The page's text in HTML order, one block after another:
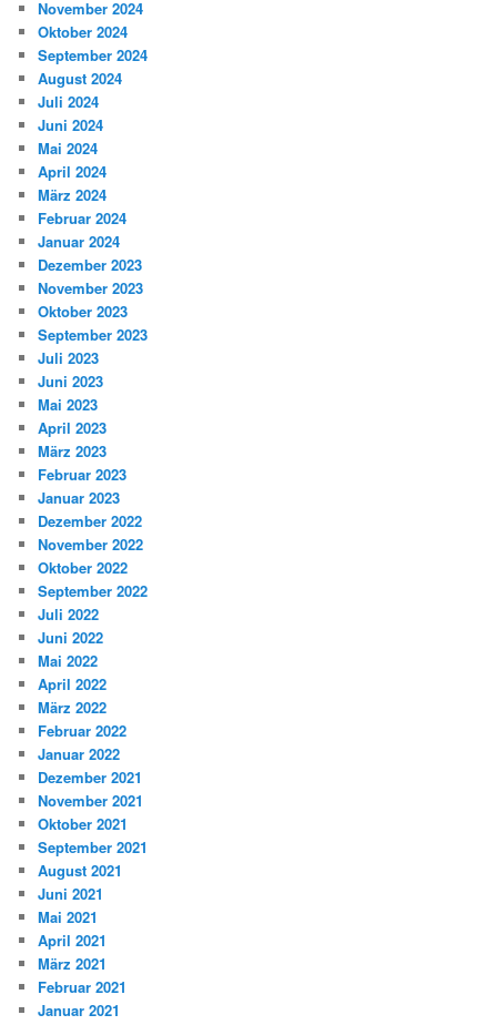
November 2024
Oktober 2024
September 2024
August 2024
Juli 2024
Juni 2024
Mai 2024
April 2024
März 2024
Februar 2024
Januar 2024
Dezember 2023
November 2023
Oktober 2023
September 2023
Juli 2023
Juni 2023
Mai 2023
April 2023
März 2023
Februar 2023
Januar 2023
Dezember 2022
November 2022
Oktober 2022
September 2022
Juli 2022
Juni 2022
Mai 2022
April 2022
März 2022
Februar 2022
Januar 2022
Dezember 2021
November 2021
Oktober 2021
September 2021
August 2021
Juni 2021
Mai 2021
April 2021
März 2021
Februar 2021
Januar 2021